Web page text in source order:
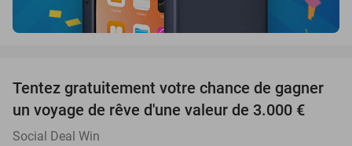
Tentez gratuitement votre chance de gagner
un voyage de rêve d'une valeur de 3.000 €
Social Deal Win